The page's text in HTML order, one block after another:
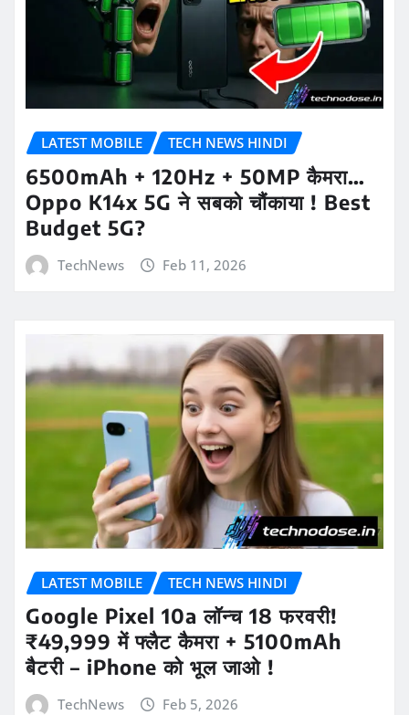
LATEST MOBILE TECH NEWS HINDI
6500mAh + 120Hz + 50MP कैमरा…
Oppo K14x 5G ने सबको चौंकाया ! Best
Budget 5G?
TechNews Feb 11, 2026
LATEST MOBILE TECH NEWS HINDI
Google Pixel 10a लॉन्च 18 फरवरी!
₹49,999 में फ्लैट कैमरा + 5100mAh
बैटरी – iPhone को भूल जाओ !
TechNews Feb 5, 2026